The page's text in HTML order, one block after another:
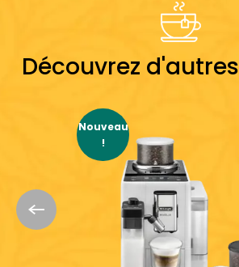
Découvrez d'autres
Nouveau
!